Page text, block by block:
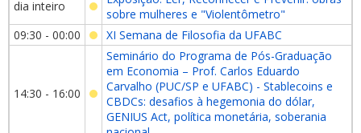
dia inteiro
sobre mulheres e "Violentômetro"
09:30 - 00:00
XI Semana de Filosofia da UFABC
14:30 - 16:00
Seminário do Programa de Pós-Graduação
em Economia – Prof. Carlos Eduardo
Carvalho (PUC/SP e UFABC) - Stablecoins e
CBDCs: desafios à hegemonia do dólar,
GENIUS Act, política monetária, soberania